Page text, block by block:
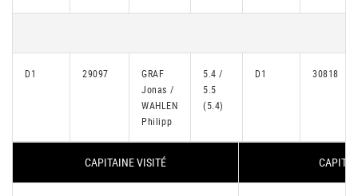
D1 29097
GRAF
Jonas /
WAHLEN
Philipp
5.4 /
5.5
(5.4)
D1 30818
CAPITAINE VISITÉ